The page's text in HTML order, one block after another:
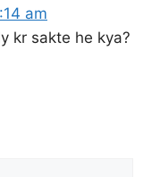
am
kr sakte he kya?